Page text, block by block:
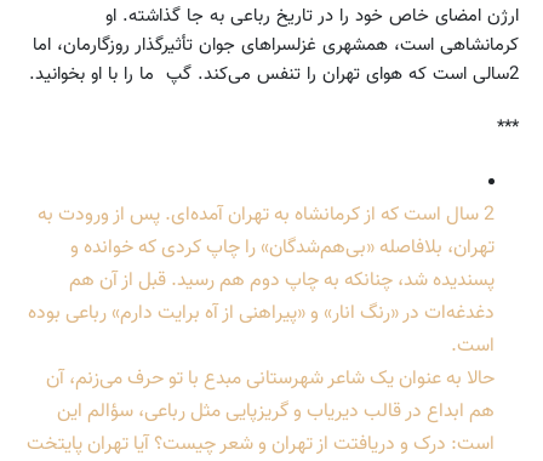
ارژن امضای خاص خود را در تاریخ رباعی به جا گذاشته. او
کرمانشاهی است، همشهری غزلسراهای جوان تأثیرگذار روزگارمان، اما
2سالی است که هوای تهران را تنفس می‌کند. گپ ما را با او بخوانید.
***
‌2 سال است که از کرمانشاه به تهران آمده‌ای. پس از ورودت به
تهران، بلافاصله «بی‌هم‌شدگان» را چاپ کردی که خوانده و
پسندیده شد، چنانکه به چاپ دوم هم رسید. قبل از آن هم
دغدغه‌ات در «رنگ انار» و «پیراهنی از آه برایت دارم» رباعی بوده
است.
حالا به عنوان یک شاعر شهرستانی مبدع با تو حرف می‌زنم، آن
هم ابداع در قالب دیریاب و گریزپایی مثل رباعی، سؤالم این
است: درک و دریافتت از تهران و شعر چیست؟ آیا تهران پایتخت